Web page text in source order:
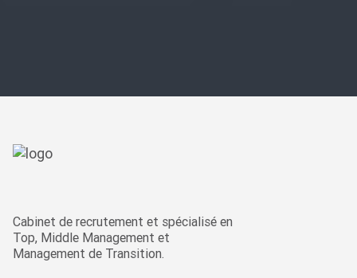
Cabinet de recrutement et spécialisé en
Top, Middle Management et
Management de Transition.